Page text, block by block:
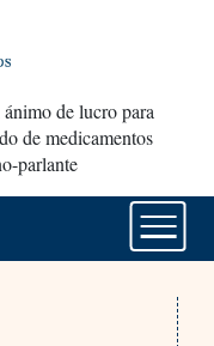
de lucro para
de medicamentos
parlante